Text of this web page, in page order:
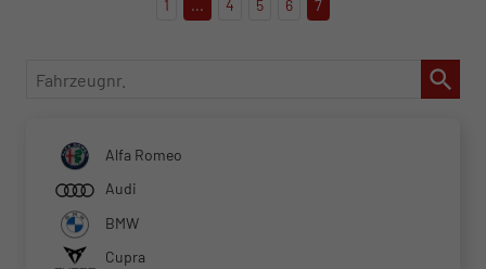
1 ... 4 5 6 7
Fahrzeugnr.
Alfa Romeo
Audi
BMW
Cupra